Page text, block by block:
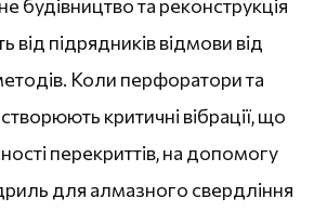
будівництво та реконструкція
від підрядників відмови від
Коли перфоратори та
критичні вібрації, що
перекриттів, на допомогу
для алмазного свердління